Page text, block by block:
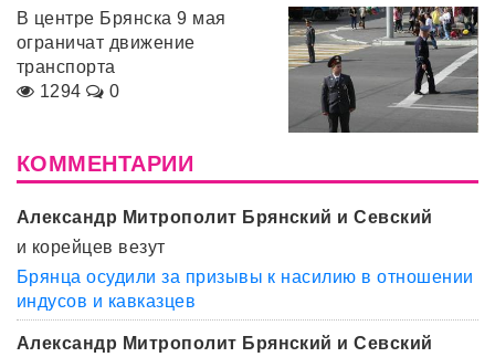
В центре Брянска 9 мая
ограничат движение
транспорта
1294
0
КОММЕНТАРИИ
Александр Митрополит Брянский и Севский
и корейцев везут
Брянца осудили за призывы к насилию в отношении
индусов и кавказцев
Александр Митрополит Брянский и Севский